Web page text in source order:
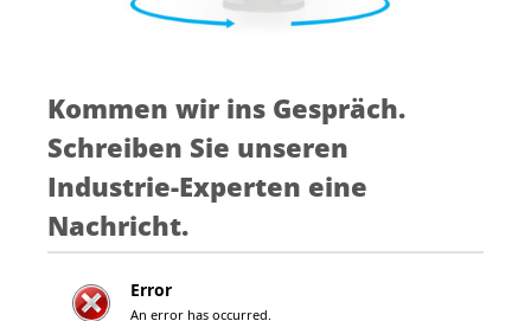
Kommen wir ins Gespräch.
Schreiben Sie unseren
Industrie-Experten eine
Nachricht.